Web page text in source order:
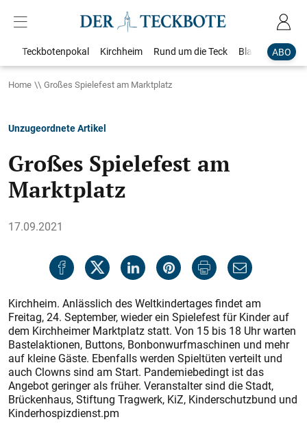
ABO
Teckbotenpokal Kirchheim Rund um die Teck Blaulicht
Home Großes Spielefest am Marktplatz
Unzugeordnete Artikel
Großes Spielefest am
Marktplatz
17.09.2021
Kirchheim. Anlässlich des Weltkindertages findet am
Freitag, 24. September, wieder ein Spielefest für Kinder auf
dem Kirchheimer Marktplatz statt. Von 15 bis 18 Uhr warten
Bastelaktionen, Buttons, Bonbonwurfmaschinen und mehr
auf kleine Gäste. Ebenfalls werden Spieltüten verteilt und
auch Clowns sind am Start. Pandemiebedingt ist das
Angebot geringer als früher. Veranstalter sind die Stadt,
Brückenhaus, Stiftung Tragwerk, KiZ, Kinderschutzbund und
Kinderhospizdienst.pm